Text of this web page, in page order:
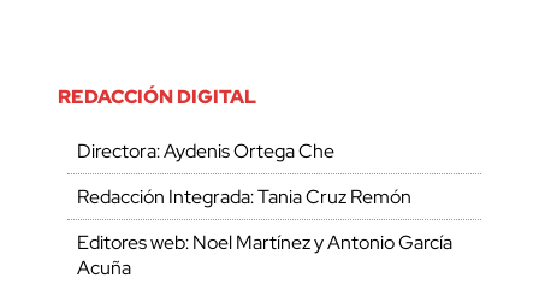
REDACCIÓN DIGITAL
Directora: Aydenis Ortega Che
Redacción Integrada: Tania Cruz Remón
Editores web: Noel Martínez y Antonio García
Acuña